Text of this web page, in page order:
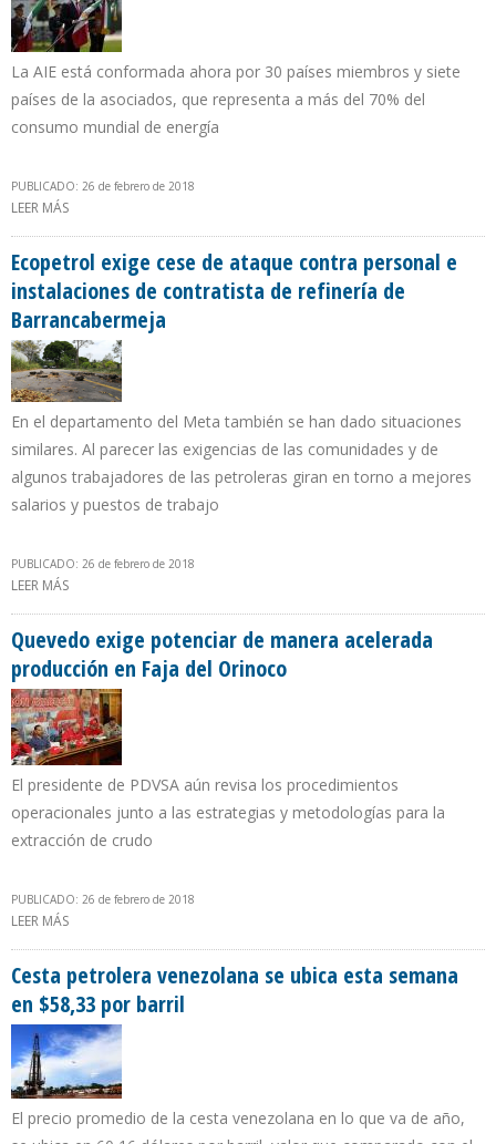
La AIE está conformada ahora por 30 países miembros y siete
países de la asociados, que representa a más del 70% del
consumo mundial de energía
PUBLICADO: 26 de febrero de 2018
LEER MÁS
AMÉRICA LATINA
Ecopetrol exige cese de ataque contra personal e
instalaciones de contratista de refinería de
Barrancabermeja
En el departamento del Meta también se han dado situaciones
similares. Al parecer las exigencias de las comunidades y de
algunos trabajadores de las petroleras giran en torno a mejores
salarios y puestos de trabajo
PUBLICADO: 26 de febrero de 2018
LEER MÁS
BARRANCABERMEJA
Quevedo exige potenciar de manera acelerada
producción en Faja del Orinoco
El presidente de PDVSA aún revisa los procedimientos
operacionales junto a las estrategias y metodologías para la
extracción de crudo
PUBLICADO: 26 de febrero de 2018
LEER MÁS
Cesta petrolera venezolana se ubica esta semana
en $58,33 por barril
El precio promedio de la cesta venezolana en lo que va de año,